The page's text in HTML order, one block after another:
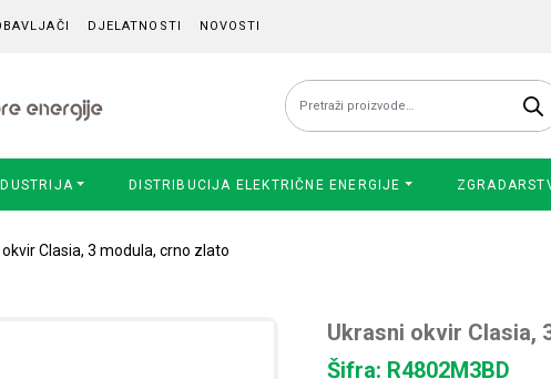
DJELATNOSTI NOVOSTI
Pretraži:
DISTRIBUCIJA ELEKTRIČNE ENERGIJE
Clasia, 3 modula, crno zlato
Ukrasni okvir Clasia,
Šifra: R4802M3BD